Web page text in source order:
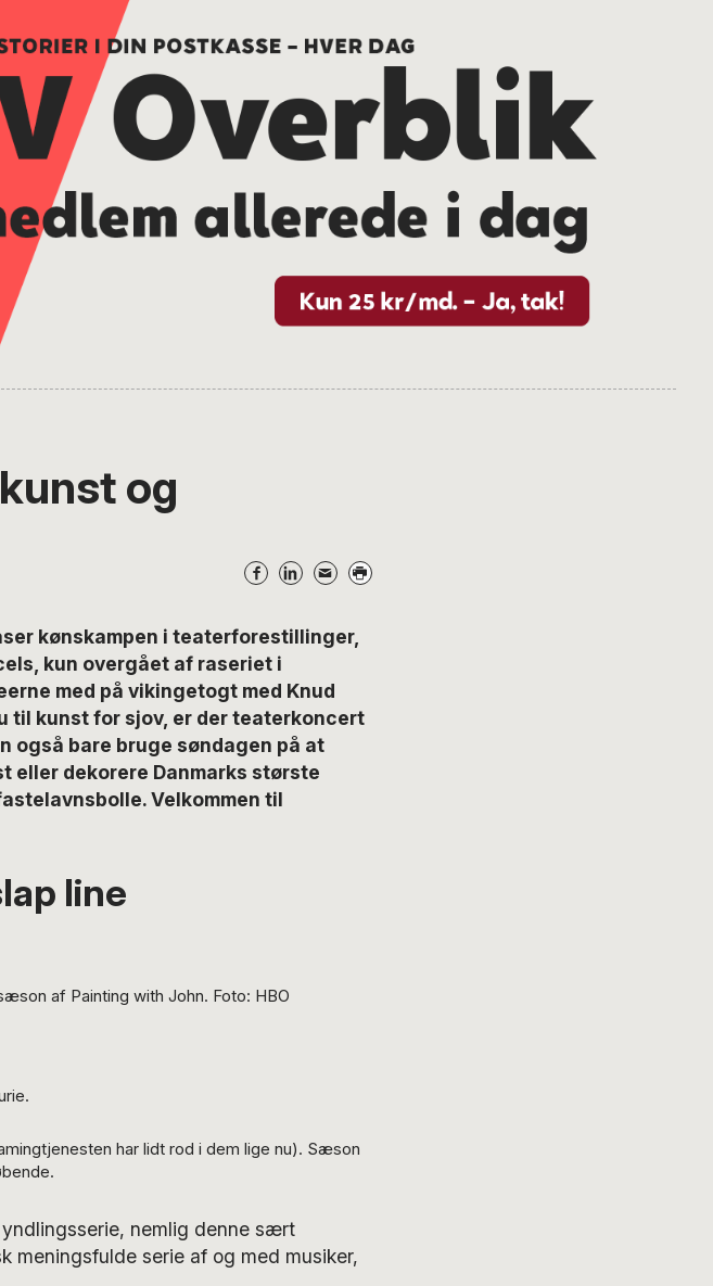
og
kønskampen i teaterforestillinger,
kun overgået af raseriet i
med på vikingetogt med Knud
til kunst for sjov, er der teaterkoncert
også bare bruge søndagen på at
eller dekorere Danmarks største
Velkommen til
line
af Painting with John. Foto: HBO
har lidt rod i dem lige nu). Sæson
nemlig denne sært
meningsfulde serie af og med musiker,